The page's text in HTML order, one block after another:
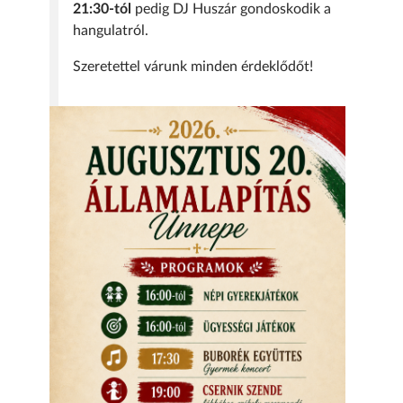
21:30-tól pedig DJ Huszár gondoskodik a
hangulatról.
Szeretettel várunk minden érdeklődőt!